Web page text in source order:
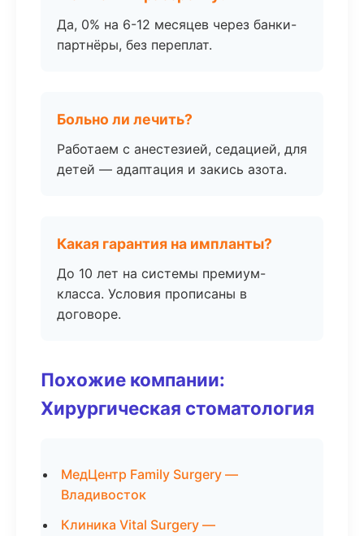
Да, 0% на 6-12 месяцев через банки-
партнёры, без переплат.
Больно ли лечить?
Работаем с анестезией, седацией, для
детей — адаптация и закись азота.
Какая гарантия на импланты?
До 10 лет на системы премиум-
класса. Условия прописаны в
договоре.
Похожие компании:
Хирургическая стоматология
МедЦентр Family Surgery —
Владивосток
Клиника Vital Surgery —